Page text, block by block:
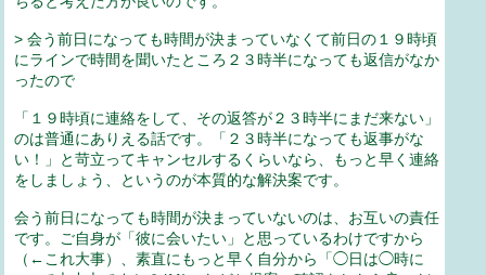
> 会う前日になっても時間が決まっていなくて前日の１９時頃
にラインで時間を聞いたところ２３時半になっても返信がなか
ったので
「１９時頃に連絡をして、その返答が２３時半にまだ来ない」
のは普通にありえる話です。「２３時半になっても返事がな
い！」と苛立ってキャンセルするくらいなら、もっと早く連絡
をしましょう、というのが本質的な解決案です。
会う前日になっても時間が決まっていないのは、お互いの責任
です。ご自身が「彼に会いたい」と思っているわけですから
（←これ大事）、素直にもっと早く自分から「◯日は◯時に